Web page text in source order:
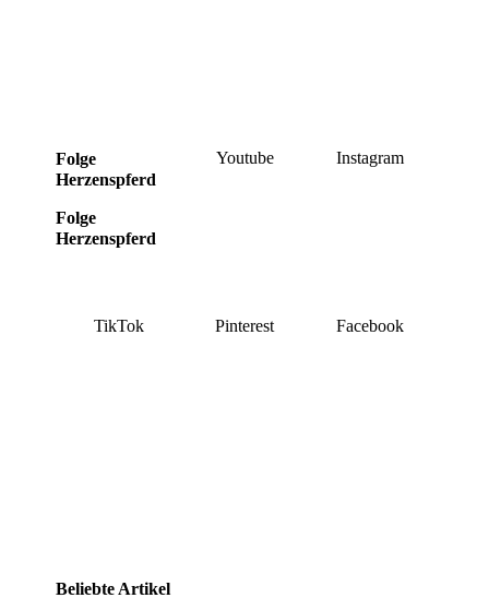
Folge
Herzenspferd
Folge
Herzenspferd
Youtube Instagram
TikTok Pinterest Facebook
Beliebte Artikel